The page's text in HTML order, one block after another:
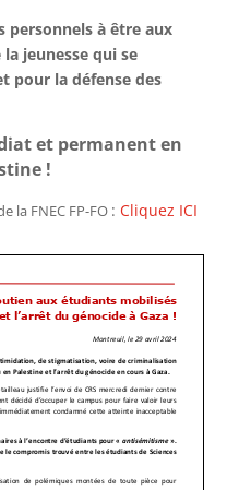
personnels à être aux
jeunesse qui se
pour la défense des
et permanent en
!
la FNEC FP-FO : Cliquez ICI